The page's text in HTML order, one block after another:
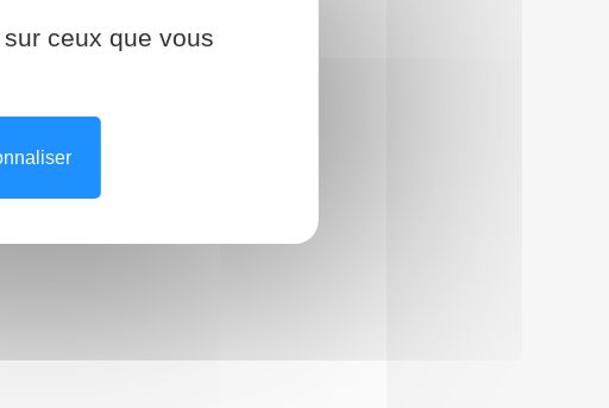
ceux que vous